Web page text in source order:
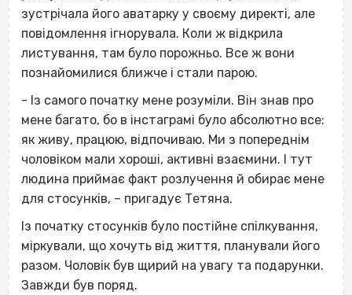
зустрічала його аватарку у своєму директі, але
повідомлення ігнорувала. Коли ж відкрила
листування, там було порожньо. Все ж вони
познайомилися ближче і стали парою.
- Із самого початку мене розуміли. Він знав про
мене багато, бо в інстаграмі було абсолютно все:
як живу, працюю, відпочиваю. Ми з попереднім
чоловіком мали хороші, активні взаємини. І тут
людина приймає факт розлучення й обирає мене
для стосунків, – пригадує Тетяна.
Із початку стосунків було постійне спілкування,
міркували, що хочуть від життя, планували його
разом. Чоловік був щирий на увагу та подарунки.
Завжди був поряд.